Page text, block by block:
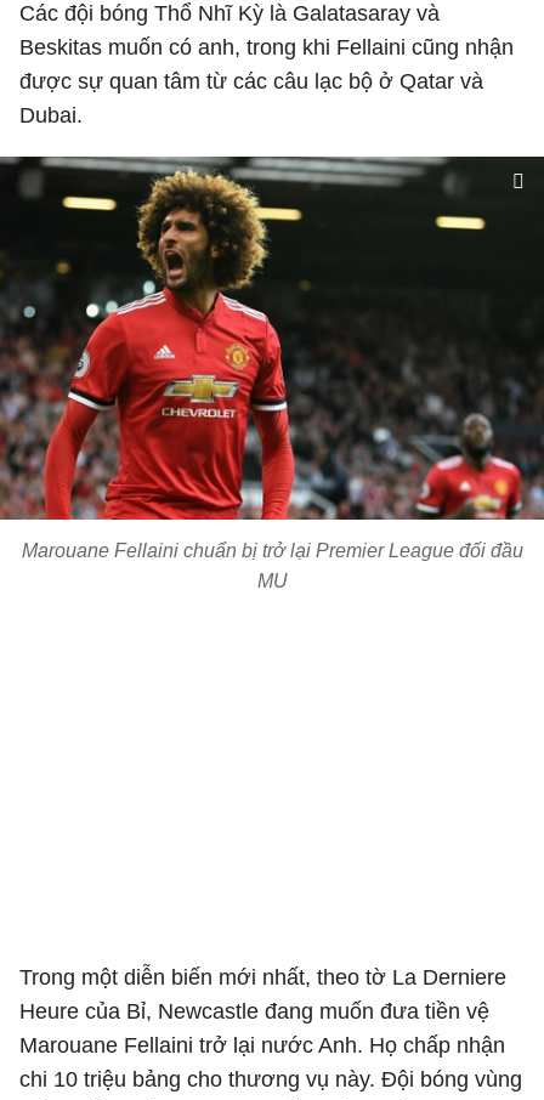
Các đội bóng Thổ Nhĩ Kỳ là Galatasaray và
Beskitas muốn có anh, trong khi Fellaini cũng nhận
được sự quan tâm từ các câu lạc bộ ở Qatar và
Dubai.
Marouane Fellaini chuẩn bị trở lại Premier League đối đầu
MU
Trong một diễn biến mới nhất, theo tờ La Derniere
Heure của Bỉ, Newcastle đang muốn đưa tiền vệ
Marouane Fellaini trở lại nước Anh. Họ chấp nhận
chi 10 triệu bảng cho thương vụ này. Đội bóng vùng